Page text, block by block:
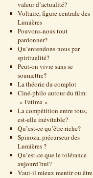
valeur d’actualité?
Voltaire, figure centrale des
Lumières
Pouvons-nous tout
pardonner?
Qu’entendons-nous par
spiritualité?
Peut-on vivre sans se
soumettre?
La théorie du complot
Ciné-philo autour du film:
» Fatima »
La compétition entre tous,
est-elle inévitable?
Qu’est-ce qu’être riche?
Spinoza, précurseur des
Lumières ?
Qu’est-ce que le tolérance
aujourd’hui?
Vaut-il mieux mentir ou être